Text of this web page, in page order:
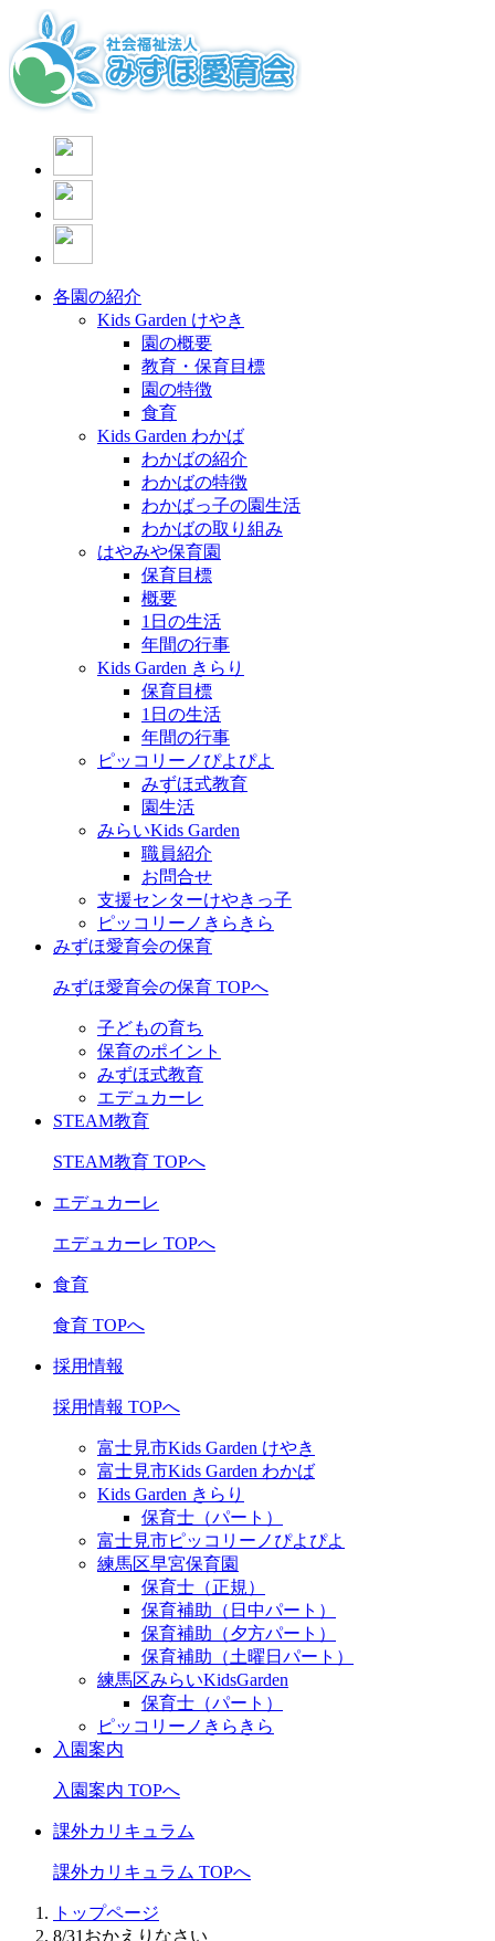
各園の紹介
Kids Garden けやき
園の概要
教育・保育目標
園の特徴
食育
Kids Garden わかば
わかばの紹介
わかばの特徴
わかばっ子の園生活
わかばの取り組み
はやみや保育園
保育目標
概要
1日の生活
年間の行事
Kids Garden きらり
保育目標
1日の生活
年間の行事
ピッコリーノぴよぴよ
みずほ式教育
園生活
みらいKids Garden
職員紹介
お問合せ
支援センターけやきっ子
ピッコリーノきらきら
みずほ愛育会の保育
みずほ愛育会の保育 TOPへ
子どもの育ち
保育のポイント
みずほ式教育
エデュカーレ
STEAM教育
STEAM教育 TOPへ
エデュカーレ
エデュカーレ TOPへ
食育
食育 TOPへ
採用情報
採用情報 TOPへ
富士見市Kids Garden けやき
富士見市Kids Garden わかば
Kids Garden きらり
保育士（パート）
富士見市ピッコリーノぴよぴよ
練馬区早宮保育園
保育士（正規）
保育補助（日中パート）
保育補助（夕方パート）
保育補助（土曜日パート）
練馬区みらいKidsGarden
保育士（パート）
ピッコリーノきらきら
入園案内
入園案内 TOPへ
課外カリキュラム
課外カリキュラム TOPへ
トップページ
8/31おかえりなさい